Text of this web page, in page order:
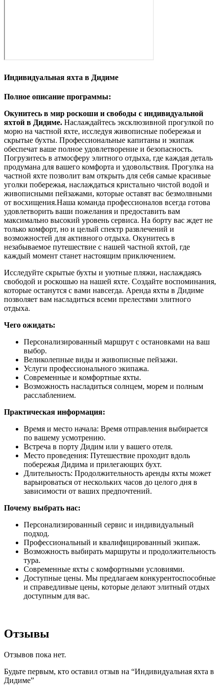
Индивидуальная яхта в Дидиме
Полное описание программы:
Окунитесь в мир роскоши и свободы с индивидуальной
яхтой в Дидиме. Наслаждайтесь эксклюзивной прогулкой по
морю на частной яхте, исследуя живописные побережья и
скрытые бухты. Профессиональные капитаны и экипаж
обеспечат ваше полное удовлетворение и безопасность.
Погрузитесь в атмосферу элитного отдыха, где каждая деталь
продумана для вашего комфорта и удовольствия. Прогулка на
частной яхте позволит вам открыть для себя самые красивые
уголки побережья, наслаждаться кристально чистой водой и
живописными пейзажами, которые оставят вас безмолвными
от восхищения.Наша команда профессионалов всегда готова
удовлетворить ваши пожелания и предоставить вам
максимально высокий уровень сервиса. На борту вас ждет не
только комфорт, но и целый спектр развлечений и
возможностей для активного отдыха. Окунитесь в
незабываемое путешествие с нашей частной яхтой, где
каждый момент станет настоящим приключением.
Исследуйте скрытые бухты и уютные пляжи, наслаждаясь
свободой и роскошью на нашей яхте. Создайте воспоминания,
которые останутся с вами навсегда. Аренда яхты в Дидиме
позволяет вам насладиться всеми прелестями элитного
отдыха.
Чего ожидать:
Персонализированный маршрут с остановками на ваш
выбор.
Великолепные виды и живописные пейзажи.
Услуги профессионального экипажа.
Современные и комфортные яхты.
Возможность насладиться солнцем, морем и полным
расслаблением.
Практическая информация:
Время и место начала: Время отправления выбирается
по вашему усмотрению.
Встреча в порту Дидим или у вашего отеля.
Место проведения: Путешествие проходит вдоль
побережья Дидима и прилегающих бухт.
Длительность: Продолжительность аренды яхты может
варьироваться от нескольких часов до целого дня в
зависимости от ваших предпочтений.
Почему выбрать нас:
Персонализированный сервис и индивидуальный
подход.
Профессиональный и квалифицированный экипаж.
Возможность выбирать маршруты и продолжительность
тура.
Современные яхты с комфортными условиями.
Доступные цены. Мы предлагаем конкурентоспособные
и справедливые цены, которые делают элитный отдых
доступным для вас.
Отзывы
Отзывов пока нет.
Будьте первым, кто оставил отзыв на “Индивидуальная яхта в
Дидиме”